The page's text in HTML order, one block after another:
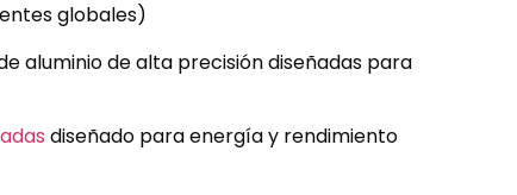
globales)
aluminio de alta precisión diseñadas para
diseñado para energía y rendimiento